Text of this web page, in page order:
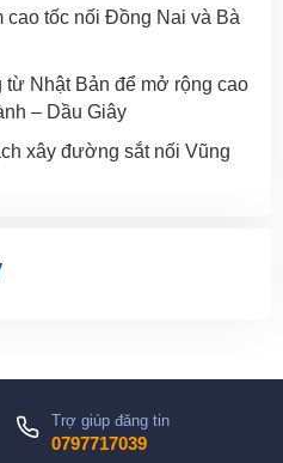
cao tốc nối Đồng Nai và Bà
từ Nhật Bản để mở rộng cao
– Dầu Giây
xây đường sắt nối Vũng
Trợ giúp đăng tin
0797717039